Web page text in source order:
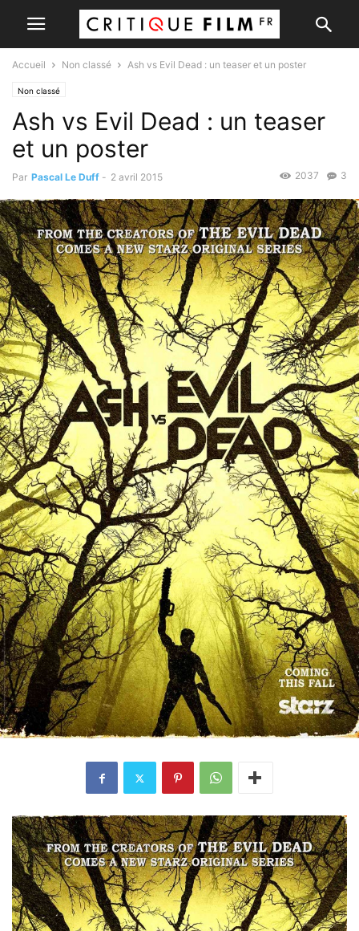
Accueil Non classé Ash vs Evil Dead : un teaser et un poster
Non classé
Ash vs Evil Dead : un teaser
et un poster
Par Pascal Le Duff - 2 avril 2015 3
2037